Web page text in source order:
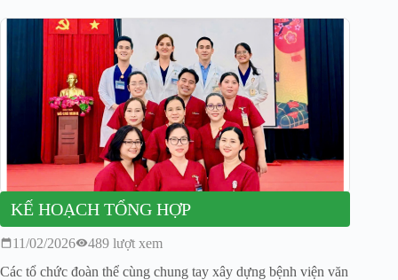
KẾ HOẠCH TỔNG HỢP
11/02/2026
489 lượt xem
Các tổ chức đoàn thể cùng chung tay xây dựng bệnh viện văn